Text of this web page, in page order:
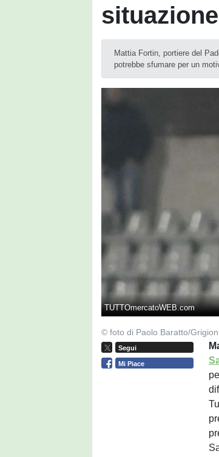
situazione
Mattia Fortin, portiere del
potrebbe sfumare per un
TUTTOmercatoWEB.com
© foto di Paolo Baratto/
Segui
Mi Piace